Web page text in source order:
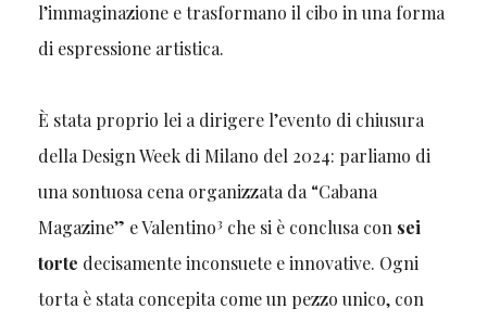
l’immaginazione e trasformano il cibo in una forma
di espressione artistica.
È stata proprio lei a dirigere l’evento di chiusura
della Design Week di Milano del 2024: parliamo di
una sontuosa cena organizzata da “Cabana
Magazine” e Valentino3 che si è conclusa con sei
torte decisamente inconsuete e innovative. Ogni
torta è stata concepita come un pezzo unico, con